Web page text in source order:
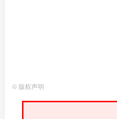
© 版权声明